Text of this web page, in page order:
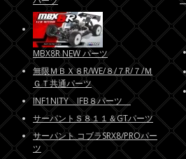
MBX8R NEW パーツ
無限ＭＢＸ８R/WE/８/７R/７/Ｍ
ＧＴ共通パーツ
INF1NITY IFB８パーツ
サーパントＳ８１１＆GTパーツ
サーパント コブラSRX8/PROパー
ツ